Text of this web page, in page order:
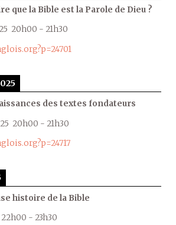
que la Bible est la Parole de Dieu ?
20h00 - 21h30
des textes fondateurs
20h00 - 21h30
histoire de la Bible
22h00 - 23h30